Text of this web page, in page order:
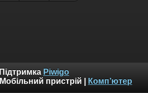
Підтримка Piwigo
Мобільний пристрій Комп’ютер